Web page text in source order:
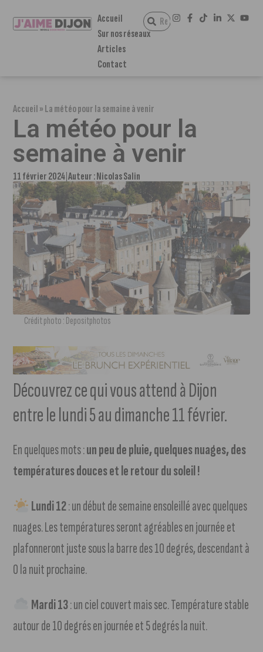
Accueil
Sur nos réseaux
Articles
Contact
Accueil»La météo pour la semaine à venir
La météo pour la
semaine à venir
11 février 2024 Auteur :Nicolas Salin
Crédit photo : Depositphotos
Découvrez ce qui vous attend à Dijon
entre le lundi 5 au dimanche 11 février.
En quelques mots :un peu de pluie, quelques nuages, des
températures douces et le retour du soleil !
Lundi 12: un début de semaine ensoleillé avec quelques
nuages. Les températures seront agréables en journée et
plafonneront juste sous la barre des 10 degrés, descendant à
0 la nuit prochaine.
Mardi 13: un ciel couvert mais sec. Température stable
autour de 10 degrés en journée et 5 degrés la nuit.